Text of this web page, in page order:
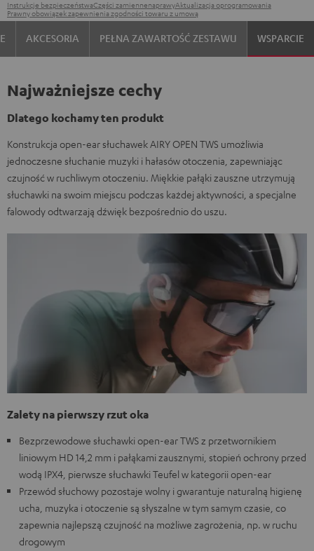
Instrukcje bezpieczeństwaCzęści zamiennenaprawyAktualizacja oprogramowania
Prawny obowiązek zapewnienia zgodności towaru z umową
AKCESORIA PEŁNA ZAWARTOŚĆ ZESTAWU WSPARCIE
Najważniejsze cechy
Dlatego kochamy ten produkt
Konstrukcja open-ear słuchawek AIRY OPEN TWS umożliwia
jednoczesne słuchanie muzyki i hałasów otoczenia, zapewniając
czujność w ruchliwym otoczeniu. Miękkie pałąki zauszne utrzymują
słuchawki na swoim miejscu podczas każdej aktywności, a specjalne
falowody odtwarzają dźwięk bezpośrednio do uszu.
Zalety na pierwszy rzut oka
Bezprzewodowe słuchawki open-ear TWS z przetwornikiem
liniowym HD 14,2 mm i pałąkami zausznymi, stopień ochrony przed
wodą IPX4, pierwsze słuchawki Teufel w kategorii open-ear
Przewód słuchowy pozostaje wolny i gwarantuje naturalną higienę
ucha, muzyka i otoczenie są słyszalne w tym samym czasie, co
zapewnia najlepszą czujność na możliwe zagrożenia, np. w ruchu
drogowym